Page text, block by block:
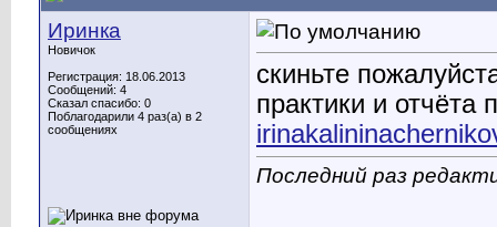
Иринка
Новичок
Регистрация: 18.06.2013
Сообщений: 4
Сказал спасибо: 0
Поблагодарили 4 раз(а) в 2
сообщениях
скиньте
практики и отчёта
Последний раз